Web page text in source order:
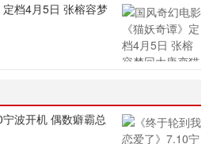
档4月5日 张榕容梦
宁波开机 偶数癖霸总